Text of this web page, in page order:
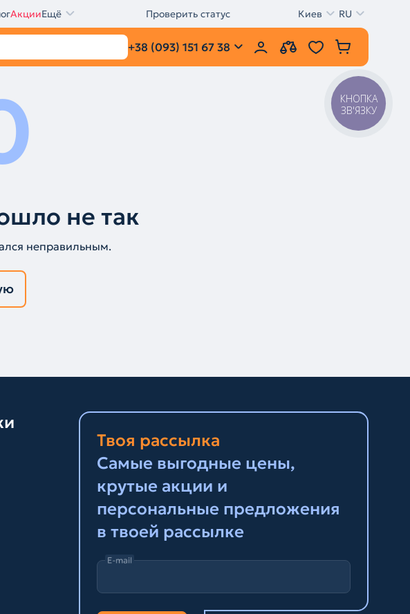
АкцииЕщё Проверить статус Киев RU
+38 (093) 151 67 38
не так
неправильным.
Твоя рассылка
Самые выгодные цены,
крутые акции и
персональные предложения
в твоей рассылке
E-mail
КНОПКА
ЗВ'ЯЗКУ